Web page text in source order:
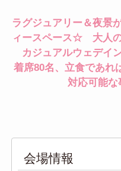
ラグジュアリー＆夜景
ィースペース☆ 大人
カジュアルウェデイ
着席80名、立食であれ
対応可能な
会場情報